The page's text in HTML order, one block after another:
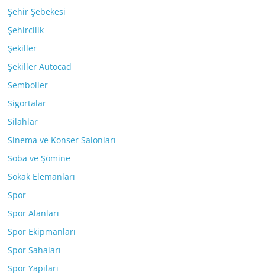
Şehir Şebekesi
Şehircilik
Şekiller
Şekiller Autocad
Semboller
Sigortalar
Silahlar
Sinema ve Konser Salonları
Soba ve Şömine
Sokak Elemanları
Spor
Spor Alanları
Spor Ekipmanları
Spor Sahaları
Spor Yapıları